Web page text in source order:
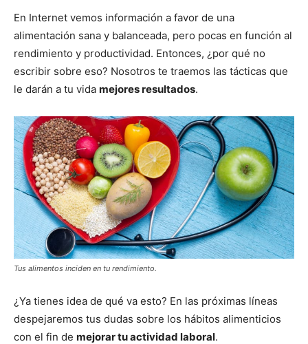
En Internet vemos información a favor de una
alimentación sana y balanceada, pero pocas en función al
rendimiento y productividad. Entonces, ¿por qué no
escribir sobre eso? Nosotros te traemos las tácticas que
le darán a tu vida mejores resultados.
Tus alimentos inciden en tu rendimiento.
¿Ya tienes idea de qué va esto? En las próximas líneas
despejaremos tus dudas sobre los hábitos alimenticios
con el fin de mejorar tu actividad laboral.